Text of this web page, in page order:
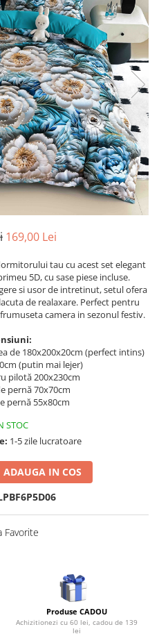
2
2
3D,
1
169,00 Lei
tau cu acest set elegant
5D, cu sase piese incluse.
si usor de intretinut, setul ofera
de realaxare. Perfect pentru
camera in sezonul festiv.
de 180x200x20cm (perfect intins)
(putin mai lejer)
pilotă 200x230cm
pernă 70x70cm
pernă 55x80cm
STOC
1-5 zile lucratoare
ADAUGA IN COS
Favorite
Produse CADOU
Achizitionezi cu 60 lei, cadou de 139
lei